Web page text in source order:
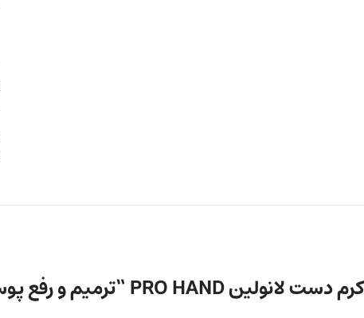
کرم دست لانولین PRO HAND “ترمیم و رفع پوسته‌پوسته شدن پوست دست” حجم ۳۰۰ میلی‌لیتر